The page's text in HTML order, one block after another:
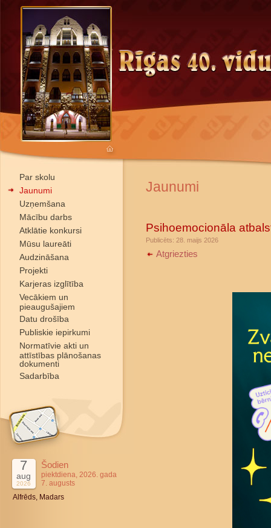
Par skolu
Jaunumi
Uzņemšana
Mācību darbs
Atklātie konkursi
Mūsu laureāti
Audzināšana
Projekti
Karjeras izglītība
Vecākiem un
pieaugušajiem
Datu drošība
Publiskie iepirkumi
Normatīvie akti un
attīstības plānošanas
dokumenti
Sadarbība
7
aug
2026
Šodien
piektdiena, 2026. gada
7. augusts
Alfrēds, Madars
Jaunumi
Psihoemocionāla
Publicēts: 28. maijs 2026
Atgriezties